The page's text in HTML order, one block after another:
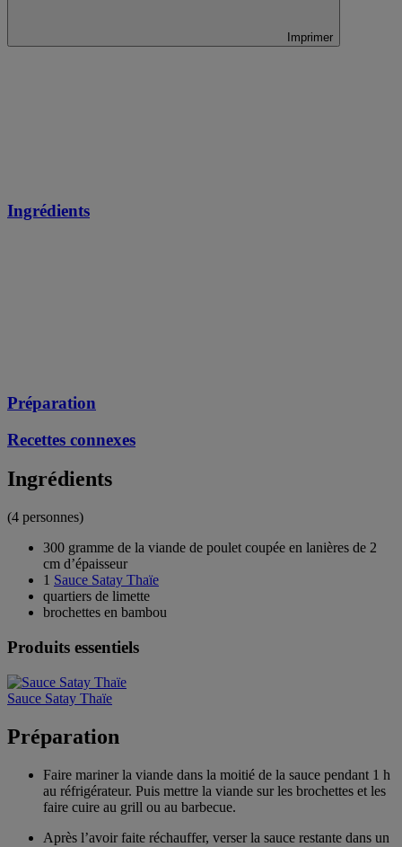
Imprimer
Ingrédients
Préparation
Recettes connexes
Ingrédients
(4 personnes)
300 gramme de la viande de poulet coupée en lanières de 2
cm d’épaisseur
1 Sauce Satay Thaïe
quartiers de limette
brochettes en bambou
Produits essentiels
Sauce Satay Thaïe
Préparation
Faire mariner la viande dans la moitié de la sauce pendant 1 h
au réfrigérateur. Puis mettre la viande sur les brochettes et les
faire cuire au grill ou au barbecue.
Après l’avoir faite réchauffer, verser la sauce restante dans un